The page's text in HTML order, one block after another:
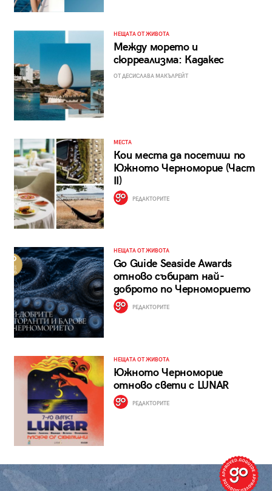
НЕЩАТА ОТ ЖИВОТА
Между морето и
сюрреализма: Кадакес
ОТ ДЕСИСЛАВА МАКЪЛРЕЙТ
МЕСТА
Кои места да посетиш по
Южното Черноморие (Част
II)
РЕДАКТОРИТЕ
НЕЩАТА ОТ ЖИВОТА
Go Guide Seaside Awards
отново събират най-
доброто по Черноморието
РЕДАКТОРИТЕ
НЕЩАТА ОТ ЖИВОТА
Южното Черноморие
отново свети с LUNAR
РЕДАКТОРИТЕ